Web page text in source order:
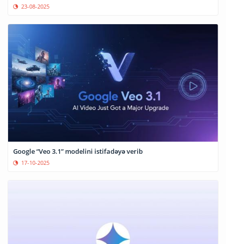
23-08-2025
Google “Veo 3.1” modelini istifadəyə verib
17-10-2025